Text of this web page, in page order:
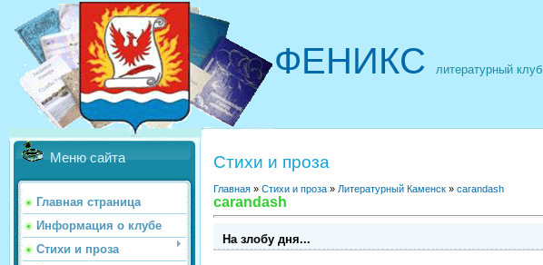
ФЕНИКС литературный клуб
Меню сайта
Главная страница
Информация о клубе
Стихи и проза
Стихи и проза
Главная » Стихи и проза » Литературный Каменск » carandash
carandash
На злобу дня...